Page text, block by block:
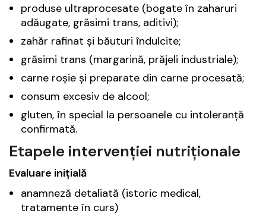
produse ultraprocesate (bogate în zaharuri
adăugate, grăsimi trans, aditivi);
zahăr rafinat și băuturi îndulcite;
grăsimi trans (margarină, prăjeli industriale);
carne roșie și preparate din carne procesată;
consum excesiv de alcool;
gluten, în special la persoanele cu intoleranță
confirmată.
Etapele intervenției nutriționale
Evaluare inițială
anamneză detaliată (istoric medical,
tratamente în curs)